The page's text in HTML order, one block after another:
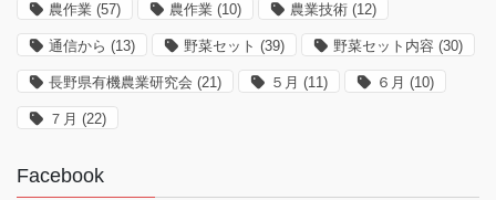
農作業 (57) 農作業 (10) 農業技術 (12)
通信から (13) 野菜セット (39) 野菜セット内容 (30)
長野県有機農業研究会 (21) ５月 (11) ６月 (10)
７月 (22)
Facebook